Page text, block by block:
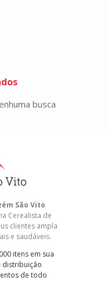
busca
São Vito
Cerealista de
clientes ampla
e saudáveis.
itens em sua
distribuição
de todo